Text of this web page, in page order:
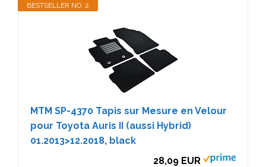
BESTSELLER NO. 2
MTM SP-4370 Tapis sur Mesure en Velour
pour Toyota Auris II (aussi Hybrid)
01.2013>12.2018, black
28,09 EUR